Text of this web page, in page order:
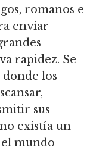
romanos e
enviar
rapidez. Se
donde los
sus
existía un
mundo